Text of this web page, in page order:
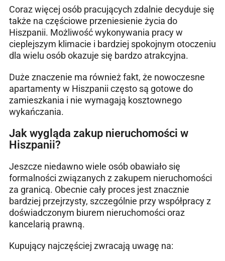
Coraz więcej osób pracujących zdalnie decyduje się
także na częściowe przeniesienie życia do
Hiszpanii. Możliwość wykonywania pracy w
cieplejszym klimacie i bardziej spokojnym otoczeniu
dla wielu osób okazuje się bardzo atrakcyjna.
Duże znaczenie ma również fakt, że nowoczesne
apartamenty w Hiszpanii często są gotowe do
zamieszkania i nie wymagają kosztownego
wykańczania.
Jak wygląda zakup nieruchomości w
Hiszpanii?
Jeszcze niedawno wiele osób obawiało się
formalności związanych z zakupem nieruchomości
za granicą. Obecnie cały proces jest znacznie
bardziej przejrzysty, szczególnie przy współpracy z
doświadczonym biurem nieruchomości oraz
kancelarią prawną.
Kupujący najczęściej zwracają uwagę na: